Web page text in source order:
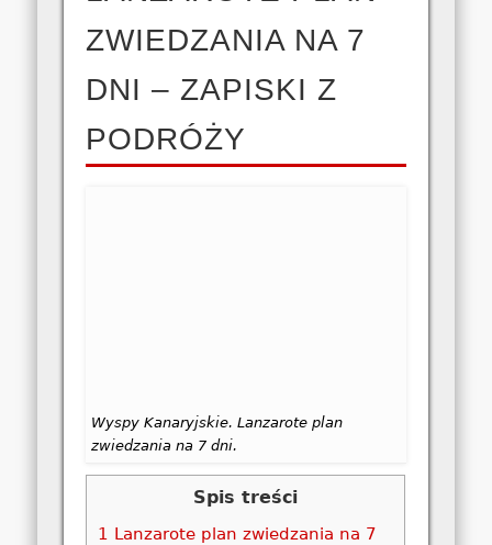
ZWIEDZANIA NA 7
DNI – ZAPISKI Z
PODRÓŻY
Wyspy Kanaryjskie. Lanzarote plan
zwiedzania na 7 dni.
Spis treści
1 Lanzarote plan zwiedzania na 7